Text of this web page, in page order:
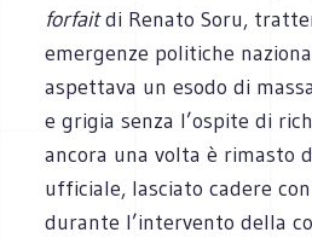
forfaitdi Renato Soru,
emergenze politiche
aspettava un esodo di
e grigia senza l’ospite di
ancora una volta è rimasto
ufficiale, lasciato cadere
durante l’intervento della